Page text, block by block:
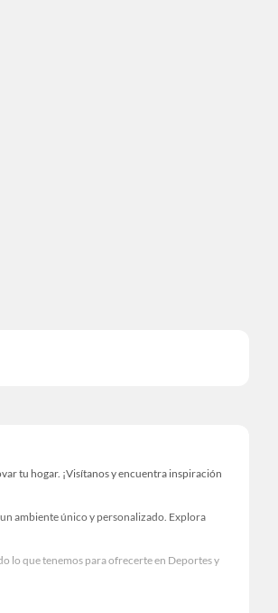
tu hogar. ¡Visítanos y encuentra inspiración
ambiente único y personalizado. Explora
lo que tenemos para ofrecerte en Deportes y